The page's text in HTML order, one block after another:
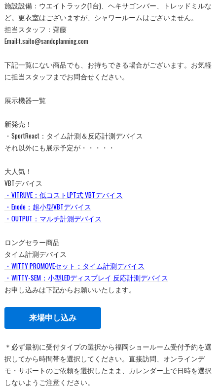
施設設備：ウエイトラック(1台)、ヘキサゴンバー、トレッドミルな
ど。更衣室はございますが、シャワールームはございません。
担当スタッフ：齋藤
Email:t.saito@sandcplanning.com
下記一覧にない商品でも、お持ちできる場合がございます。お気軽
に担当スタッフまでお問合せください。
展示機器一覧
新発売！
・SportReact：タイム計測＆反応計測デバイス
それ以外にも展示予定が・・・・・
大人気！
VBTデバイス
・VITRUVE：低コストLPT式 VBTデバイス
・Enode：超小型VBTデバイス
・OUTPUT：マルチ計測デバイス
ロングセラー商品
タイム計測デバイス
・WITTY PROMOVEセット：タイム計測デバイス
・WITTY-SEM：小型LEDディスプレイ 反応計測デバイス
お申し込みは下記からお願いいたします。
来場申し込み
＊必ず最初に受付タイプの選択から福岡ショールーム受付予約を選
択してから時間帯を選択してください。直接訪問、オンラインデ
モ・サポートのご依頼を選択したまま、カレンダー上で日時を選択
しないようご注意ください。